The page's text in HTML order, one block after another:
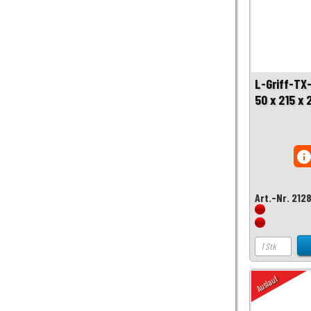
L-Griff-
50 x 215 x
Art.-Nr.
Auslauf